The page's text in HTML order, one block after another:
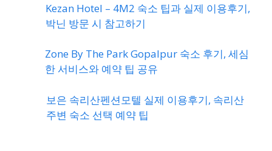
Kezan Hotel – 4M2 숙소 팁과 실제 이용후기,
박닌 방문 시 참고하기
Zone By The Park Gopalpur 숙소 후기, 세심
한 서비스와 예약 팁 공유
보은 속리산펜션모텔 실제 이용후기, 속리산
주변 숙소 선택 예약 팁